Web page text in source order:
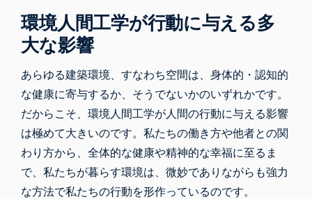
環境人間工学が行動に与える多
大な影響
あらゆる建築環境、すなわち空間は、身体的・認知的
な健康に寄与するか、そうでないかのいずれかです。
だからこそ、環境人間工学が人間の行動に与える影響
は極めて大きいのです。私たちの働き方や他者との関
わり方から、全体的な健康や精神的な幸福に至るま
で、私たちが暮らす環境は、微妙でありながらも強力
な方法で私たちの行動を形作っているのです。